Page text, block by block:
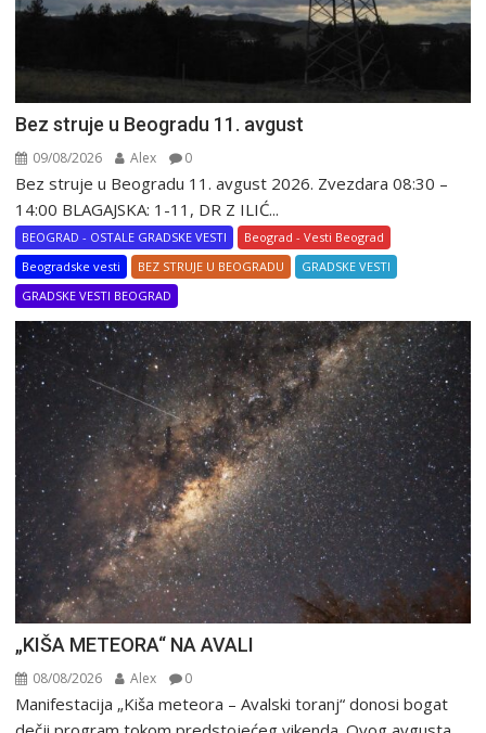
Bez struje u Beogradu 11. avgust
09/08/2026 Alex 0
Bez struje u Beogradu 11. avgust 2026. Zvezdara 08:30 –
14:00 BLAGAJSKA: 1-11, DR Z ILIĆ...
BEOGRAD - OSTALE GRADSKE VESTI
Beograd - Vesti Beograd
Beogradske vesti
BEZ STRUJE U BEOGRADU
GRADSKE VESTI
GRADSKE VESTI BEOGRAD
„KIŠA METEORA“ NA AVALI
08/08/2026 Alex 0
Manifestacija „Kiša meteora – Avalski toranj“ donosi bogat